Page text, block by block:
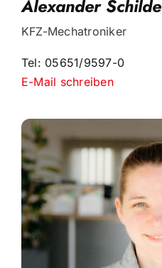
Alexander Schilde
KFZ-Mechatroniker
Tel: 05651/9597-0
E-Mail schreiben